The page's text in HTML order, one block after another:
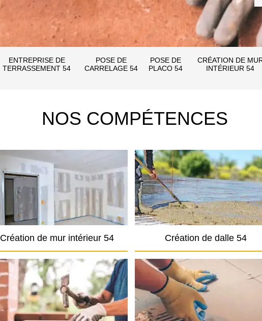
ENTREPRISE DE
TERRASSEMENT 54
POSE DE
CARRELAGE 54
POSE DE
PLACO 54
CRÉATION DE
INTÉRIEUR 54
NOS COMPÉTENCES
Création de mur intérieur 54 Création de dalle 54